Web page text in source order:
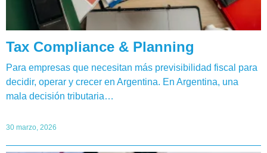
Tax Compliance & Planning
Para empresas que necesitan más previsibilidad fiscal para
decidir, operar y crecer en Argentina. En Argentina, una
mala decisión tributaria…
30 marzo, 2026